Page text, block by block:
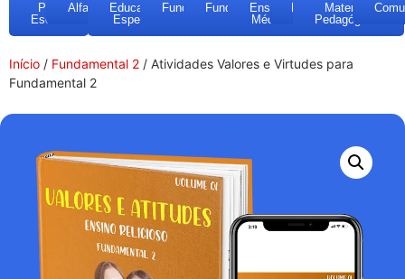
Pré-
Escola
Alfabetização
Educação
Especial
FundamentalFundamental
Ensino
Médio
Materiais
Pedagógicos
Início / Fundamental 2 / Atividades Valores e Virtudes para
Fundamental 2